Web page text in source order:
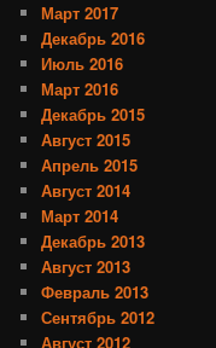
Март 2017
Декабрь 2016
Июль 2016
Март 2016
Декабрь 2015
Август 2015
Апрель 2015
Август 2014
Март 2014
Декабрь 2013
Август 2013
Февраль 2013
Сентябрь 2012
Август 2012